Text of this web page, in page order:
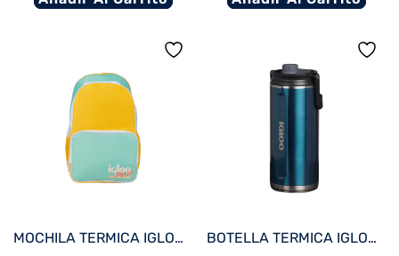
MOCHILA TERMICA IGLOO 24 LATAS RETRO BACKPACK AMARILLO/VERDE 60967 BOTELLA TERMICA IGLOO 2.4L AZUL MODERNO C/MANIJA 71102